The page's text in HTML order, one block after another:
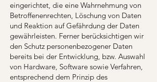
eingerichtet, die eine Wahrnehmung von
Betroffenenrechten, Löschung von Daten
und Reaktion auf Gefährdung der Daten
gewährleisten. Ferner berücksichtigen wir
den Schutz personenbezogener Daten
bereits bei der Entwicklung, bzw. Auswahl
von Hardware, Software sowie Verfahren,
entsprechend dem Prinzip des